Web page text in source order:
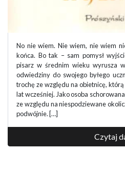
No nie wiem. Nie wiem, nie wiem
końca. Bo tak – sam pomysł
pisarz w średnim wieku wyrusza
odwiedziny do swojego byłego
trochę ze względu na obietnicę, którą
lat wcześniej. Jako osoba
ze względu na niespodziewane
podwójnie. […]
Czytaj